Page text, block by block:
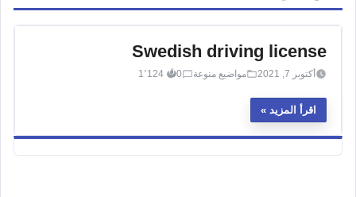
Swedish driving license
أكتوبر 7, 2021 مواضيع منوعة 0 1٬124
اقرأ المزيد